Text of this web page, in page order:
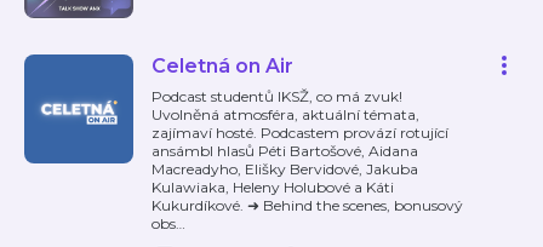
Celetná on Air
Podcast studentů IKSŽ, co má zvuk!
Uvolněná atmosféra, aktuální témata,
zajímaví hosté. Podcastem provází rotující
ansámbl hlasů Péti Bartošové, Aidana
Macreadyho, Elišky Bervidové, Jakuba
Kulawiaka, Heleny Holubové a Káti
Kukurdíkové. ➜ Behind the scenes, bonusový
obs…